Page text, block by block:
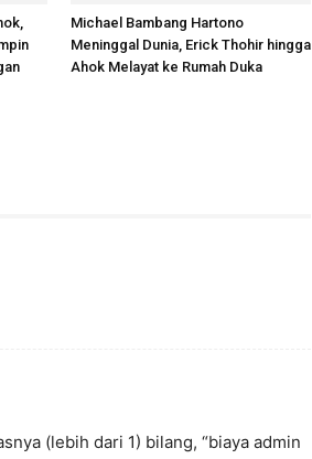
Michael Bambang Hartono
Meninggal Dunia, Erick Thohir hingga
Ahok Melayat ke Rumah Duka
(lebih dari 1) bilang, “biaya admin